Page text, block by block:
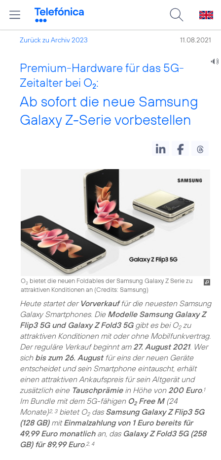
Zurück zu Archiv 2023 11.08.2021
Premium-Hardware für das 5G-
Zeitalter bei O2:
Ab sofort die neue Samsung
Galaxy Z-Serie vorbestellen
O2 bietet die neuen Foldables der Samsung Galaxy Z Serie zu
attraktiven Konditionen an (Credits: Samsung)
Heute startet der Vorverkauffür die neuesten Samsung
Galaxy Smartphones. Die Modelle Samsung Galaxy Z
Flip3 5G und Galaxy Z Fold3 5Ggibt es bei O2zu
attraktiven Konditionen mit oder ohne Mobilfunkvertrag.
Der reguläre Verkauf beginnt am 27. August 2021. Wer
sich bis zum 26. Augustfür eins der neuen Geräte
entscheidet und sein Smartphone eintauscht, erhält
einen attraktiven Ankaufspreis für sein Altgerät und
zusätzlich eine Tauschprämiein Höhe von 200 Euro. 1
Im Bundle mit dem 5G-fähigen O2Free M(24
Monate)2, 3bietet O2das Samsung Galaxy Z Flip3 5G
(128 GB)mitEinmalzahlung von 1 Euro bereits für
49,99 Euro monatlichan, das Galaxy Z Fold3 5G (258
GB) für 89,99 Euro. 2, 4